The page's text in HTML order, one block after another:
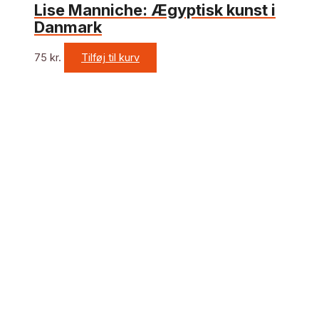
Lise Manniche: Ægyptisk kunst i
Danmark
75 kr. Tilføj til kurv